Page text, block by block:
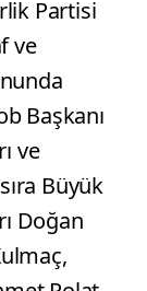
Partisi
ve
Başkanı
ve
Büyük
Doğan